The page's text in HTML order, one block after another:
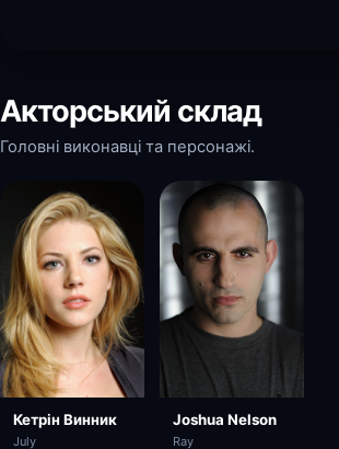
Акторський склад
Головні виконавці та персонажі.
Кетрін Винник
July
Joshua Nelson
Ray